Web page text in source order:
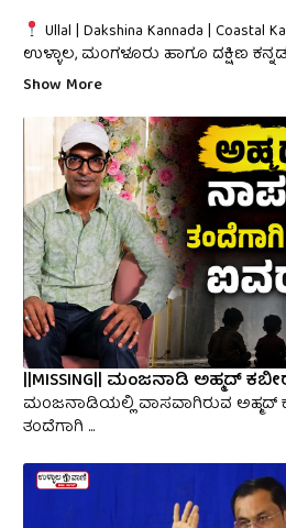
Ullal | Dakshina Kannada | Coastal
ಉಳ್ಳಾಲ, ಮಂಗಳೂರು ಹಾಗೂ ದಕ್ಷಿಣ
Show More
||MISSING|| ಮoಜನಾಡಿ ಅಹ್ಮದ್
ಮಂಜನಾಡಿಯಲ್ಲಿ ವಾಸವಾಗಿರುವ ಅಹ್ಮದ್
ತಂದೆಗಾಗಿ ...